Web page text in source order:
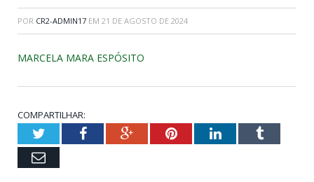
POR CR2-ADMIN17 EM 21 DE AGOSTO DE 2024
MARCELA MARA ESPÓSITO
COMPARTILHAR:
TwitterFacebookGoogle+PinterestLinkedInTumblr
Email